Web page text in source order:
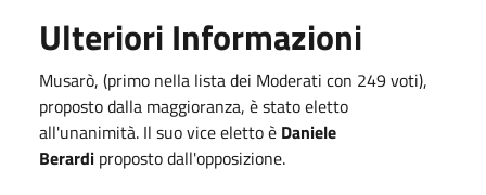
Ulteriori Informazioni
Musarò, (primo nella lista dei Moderati con 249 voti),
proposto dalla maggioranza, è stato eletto
all'unanimità. Il suo vice eletto è Daniele
Berardi proposto dall'opposizione.